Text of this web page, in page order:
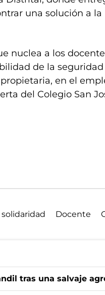
una solución a
nuclea a los
de la
en el
del Colegio San
solidaridad Docente
tras una salvaje